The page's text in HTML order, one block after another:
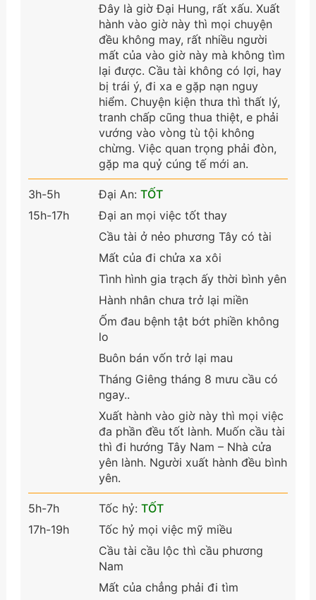
Đây là giờ Đại Hung, rất xấu. Xuất
hành vào giờ này thì mọi chuyện
đều không may, rất nhiều người
mất của vào giờ này mà không tìm
lại được. Cầu tài không có lợi, hay
bị trái ý, đi xa e gặp nạn nguy
hiểm. Chuyện kiện thưa thì thất lý,
tranh chấp cũng thua thiệt, e phải
vướng vào vòng tù tội không
chừng. Việc quan trọng phải đòn,
gặp ma quỷ cúng tế mới an.
3h-5h
15h-17h
Đại An: TỐT
Đại an mọi việc tốt thay
Cầu tài ở nẻo phương Tây có tài
Mất của đi chửa xa xôi
Tình hình gia trạch ấy thời bình yên
Hành nhân chưa trở lại miền
Ốm đau bệnh tật bớt phiền không
lo
Buôn bán vốn trở lại mau
Tháng Giêng tháng 8 mưu cầu có
ngay..
Xuất hành vào giờ này thì mọi việc
đa phần đều tốt lành. Muốn cầu tài
thì đi hướng Tây Nam – Nhà cửa
yên lành. Người xuất hành đều bình
yên.
5h-7h
17h-19h
Tốc hỷ: TỐT
Tốc hỷ mọi việc mỹ miều
Cầu tài cầu lộc thì cầu phương
Nam
Mất của chẳng phải đi tìm